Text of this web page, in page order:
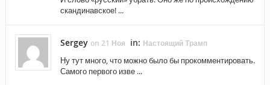
скандинавское! ...
Sergey on 21 Ноя in: Настоящий Трамп
Ну тут много, что можно было бы прокомментировать.
Самого первого изве ...